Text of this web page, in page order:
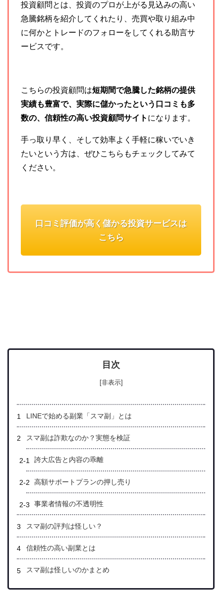
投資顧問とは、投資のプロが上がる見込みの高い
急騰銘柄を紹介してくれたり、売買や取り組み中
に何かとトレードのフォローをしてくれる助言サ
ービスです。
こちらの投資顧問は短期間で急騰した銘柄の提供
実績も豊富で、実際に儲かったという口コミも多
数の、信頼性の高い投資顧問サイト になります。
手っ取り早く、そして効率よく手軽に稼いでいき
たいという方は、ぜひこちらもチェックしてみて
ください。
こちら
目次
[非表示]
LINEで始める副業「スマ副」とは
スマ副は詐欺なのか？実態を検証
誇大広告と内容の乖離
高額サポートプランの押し売り
事業者情報の不透明性
スマ副の評判は怪しい？
信頼性の高い副業とは
スマ副は怪しいのかまとめ